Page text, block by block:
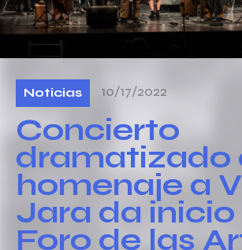
Noticias 10/17/2022
Concierto
dramatizado
homenaje a
Jara da inicio
Foro de las